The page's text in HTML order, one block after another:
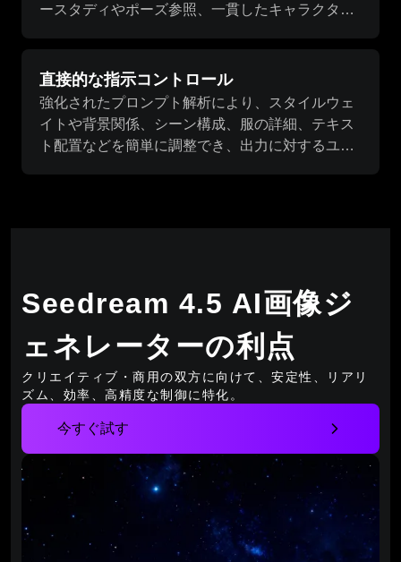
ースタディやポーズ参照、一貫したキャラクター
直接的な指示コントロール
強化されたプロンプト解析により、スタイルウェ
イトや背景関係、シーン構成、服の詳細、テキス
ト配置などを簡単に調整でき、出力に対するユー
Seedream 4.5 AI画像ジ
ェネレーターの利点
クリエイティブ・商用の双方に向けて、安定性、リアリ
ズム、効率、高精度な制御に特化。
今すぐ試す